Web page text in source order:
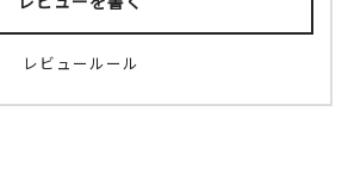
レビュールール